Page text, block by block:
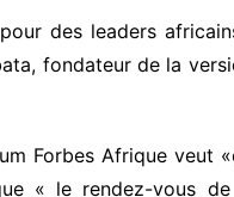
des leaders
fondateur de la
Forbes Afrique veut
« le rendez-vous